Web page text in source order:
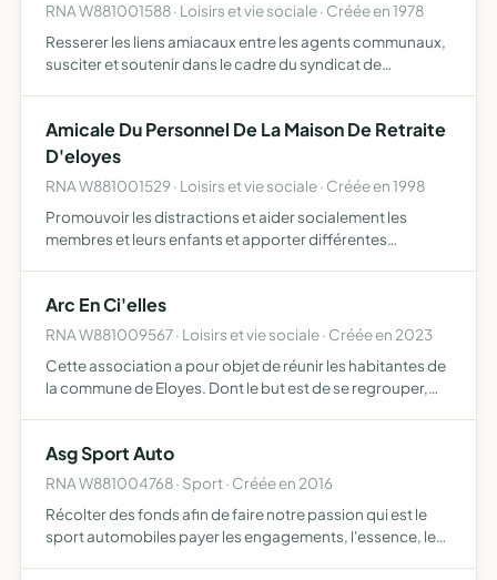
RNA W881001588 · Loisirs et vie sociale · Créée en 1978
Resserer les liens amiacaux entre les agents communaux,
susciter et soutenir dans le cadre du syndicat de
est les membres…
Amicale Du Personnel De La Maison De Retraite
D'eloyes
RNA W881001529 · Loisirs et vie sociale · Créée en 1998
Promouvoir les distractions et aider socialement les
membres et leurs enfants et apporter différentes
Arc En Ci'elles
RNA W881009567 · Loisirs et vie sociale · Créée en 2023
Cette association a pour objet de réunir les habitantes de
la commune de Eloyes. Dont le but est de se regrouper,
Asg Sport Auto
RNA W881004768 · Sport · Créée en 2016
Récolter des fonds afin de faire notre passion qui est le
sport automobiles payer les engagements, l'essence, le